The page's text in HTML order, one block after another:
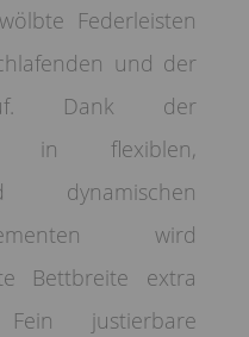
Federleisten
und der
Dank der
in flexiblen,
dynamischen
Elementen wird
Bettbreite extra
justierbare